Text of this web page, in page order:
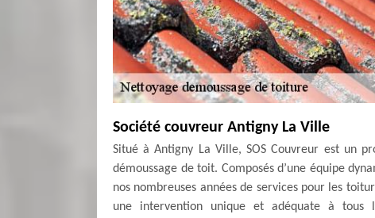
Société couvreur Antigny La Ville
Situé à Antigny La Ville, SOS Couvreur est un
démoussage de toit. Composés d’une équipe
nos nombreuses années de services pour les
une intervention unique et adéquate à tous